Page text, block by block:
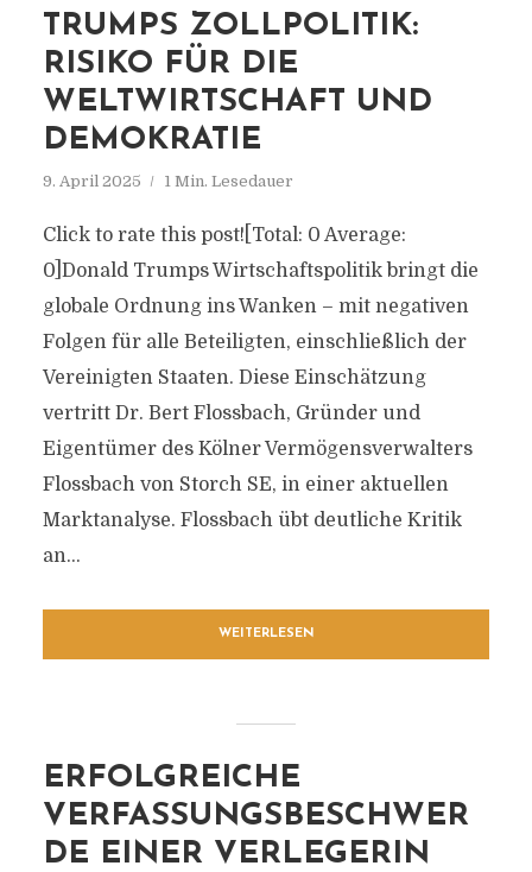
TRUMPS ZOLLPOLITIK:
RISIKO FÜR DIE
WELTWIRTSCHAFT UND
DEMOKRATIE
9. April 2025 1 Min. Lesedauer
Click to rate this post![Total: 0 Average:
0]Donald Trumps Wirtschaftspolitik bringt die
globale Ordnung ins Wanken – mit negativen
Folgen für alle Beteiligten, einschließlich der
Vereinigten Staaten. Diese Einschätzung
vertritt Dr. Bert Flossbach, Gründer und
Eigentümer des Kölner Vermögensverwalters
Flossbach von Storch SE, in einer aktuellen
Marktanalyse. Flossbach übt deutliche Kritik
an...
WEITERLESEN
ERFOLGREICHE
VERFASSUNGSBESCHWER
DE EINER VERLEGERIN